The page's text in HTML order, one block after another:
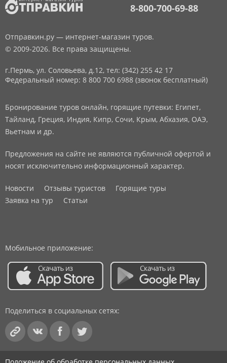
8-800-700-69-88
Отправкин.ру — интернет-магазин туров.
© 2009-2026. Все права защищены.
г.Пермь, ул. Соловьева, д.12, тел: (342) 255 42 17
Федеральный номер: 8 800 700 6988 (звонок бесплатный)
Бронирование туров онлайн, горящие путевки: Египет,
Тайланд, Греция, Индия, Кипр, Сочи, Крым, Абхазия, ОАЭ,
Вьетнам и др.
Предложения на сайте не являются публичной офертой и
носят исключительно информационный характер.
Новости Отзывы туристов
Горящие туры
Заявка на тур
Статьи
Мобильное приложение:
Поделиться в социальных сетях: